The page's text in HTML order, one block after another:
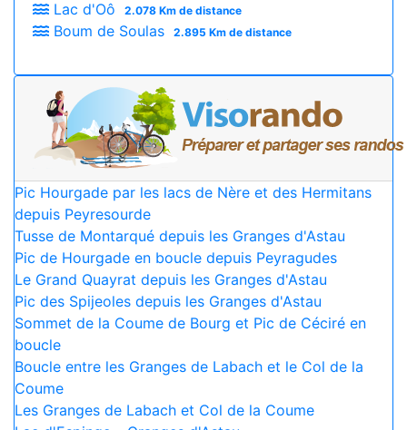
Lac d'Oô 2.078 Km de distance
Boum de Soulas 2.895 Km de distance
Pic Hourgade par les lacs de Nère et des Hermitans
depuis Peyresourde
Tusse de Montarqué depuis les Granges d'Astau
Pic de Hourgade en boucle depuis Peyragudes
Le Grand Quayrat depuis les Granges d'Astau
Pic des Spijeoles depuis les Granges d'Astau
Sommet de la Coume de Bourg et Pic de Céciré en
boucle
Boucle entre les Granges de Labach et le Col de la
Coume
Les Granges de Labach et Col de la Coume